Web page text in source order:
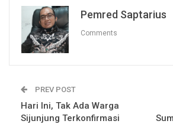
Pemred Saptarius
Comments
PREV POST
Hari Ini, Tak Ada Warga
Sijunjung Terkonfirmasi